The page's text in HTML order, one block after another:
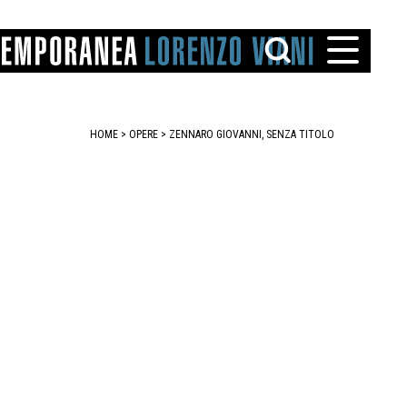
HOME > OPERE > ZENNARO GIOVANNI, SENZA TITOLO